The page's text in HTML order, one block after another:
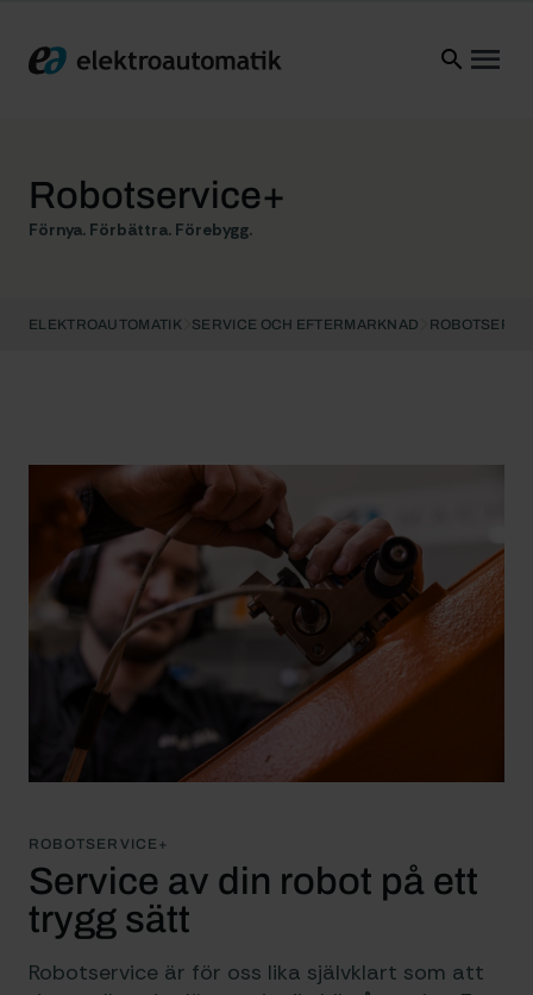
Elektroautomatik
Robotservice+
Förnya. Förbättra. Förebygg.
ELEKTROAUTOMATIK SERVICE OCH EFTERMARKNAD
ROBOTSERVICE+
Service av din robot på ett
trygg sätt
Robotservice är för oss lika självklart som att